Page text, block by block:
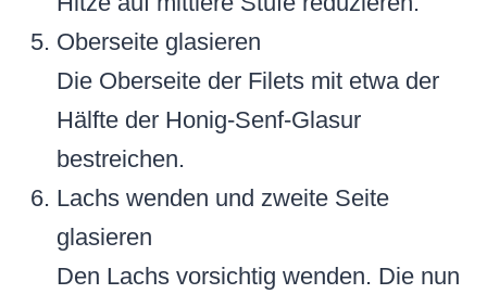
Oberseite glasieren
Die Oberseite der Filets mit etwa der
Hälfte der Honig-Senf-Glasur
bestreichen.
Lachs wenden und zweite Seite
glasieren
Den Lachs vorsichtig wenden. Die nun